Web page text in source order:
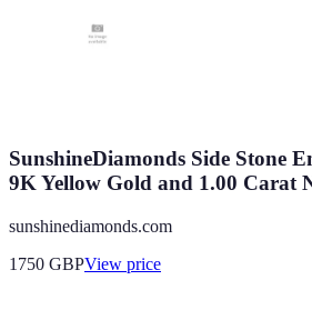
SunshineDiamonds Side Stone
9K Yellow Gold and 1.00 Carat
sunshinediamonds.com
1750 GBPView price